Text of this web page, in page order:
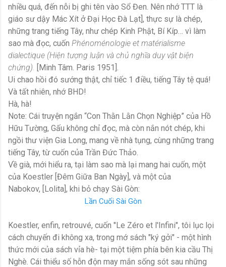
nhiều quá, đến nỗi bị ghi tên vào Sổ Đen. Nên nhớ TTT là
giáo sư dậy Mác Xít ở Đại Học Đà Lạt], thực sự là chép,
những trang tiếng Tây, như chép Kinh Phật, Bí Kíp… vì làm
sao mà đọc, cuốn Phénoménologie et matérialisme
dialectique (Hiện tượng luận và chủ nghĩa duy vật biện
chứng). [Minh Tâm. Paris 1951].
Ui chao hồi đó sướng thật, chỉ tiếc 1 điều, tiếng Tây tệ quá!
Và tất nhiên, nhớ BHD!
Hà, hà!
Note: Cái truyện ngắn “Con Thằn Lằn Chọn Nghiệp” của Hồ
Hữu Tường, Gấu không chỉ đọc, mà còn nắn nót chép, khi
ngồi thư viện Gia Long, mang về nhà tụng, cùng những trang
tiếng Tây, từ cuốn của Trần Đức Thảo.
Về già, mới hiểu ra, tại làm sao mà lại mang hai cuốn, một
của Koestler [Đêm Giữa Ban Ngày], và một của
Nabokov, [Lolita], khi bỏ chạy Sài Gòn:
Lần Cuối Sài Gòn
Koestler, enfin, retrouvé, cuốn "Le Zéro et l'Infini", tôi lục lọi
cách chuyến đi không xa, trong mớ sách "ký gởi" - một hình
thức mới của sách vỉa hè- tại một tiệm phía bên kia cầu Thị
Nghè. Cái thiểu số hỗn độn may mắn sống sót sau những